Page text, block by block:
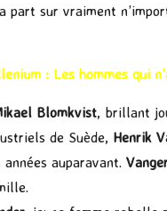
sur vraiment
: Les hommes qui
Blomkvist, brillant
de Suède, Henrik
auparavant.